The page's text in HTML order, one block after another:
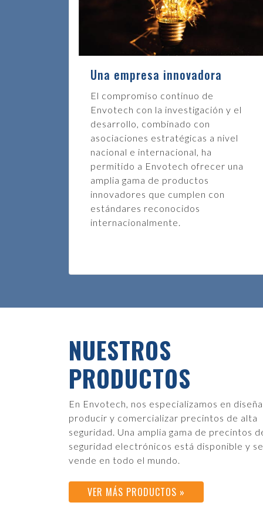
Una empresa innovadora
El compromiso continuo de
Envotech con la investigación y el
desarrollo, combinado con
asociaciones estratégicas a nivel
nacional e internacional, ha
permitido a Envotech ofrecer una
amplia gama de productos
innovadores que cumplen con
estándares reconocidos
internacionalmente.
NUESTROS
PRODUCTOS
En Envotech, nos especializamos en
producir y comercializar precintos de alta
seguridad. Una amplia gama de precintos
seguridad electrónicos está disponible y se
vende en todo el mundo.
VER MÁS PRODUCTOS »